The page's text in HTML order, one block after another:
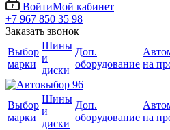
ВойтиМой кабинет
+7 967 850 35 98
Заказать звонок
Выбор
марки
Шины
и
диски
Доп.
оборудование на
Выбор
марки
Шины
и
диски
Доп.
оборудование на